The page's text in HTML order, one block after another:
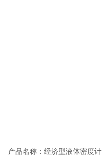
产品名称：经济型液体密度计